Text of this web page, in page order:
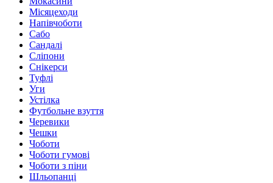
Місяцеходи
Напівчоботи
Сабо
Сандалі
Сліпони
Снікерси
Туфлі
Уги
Устілка
Футбольне взуття
Черевики
Чешки
Чоботи
Чоботи гумові
Чоботи з піни
Шльопанці